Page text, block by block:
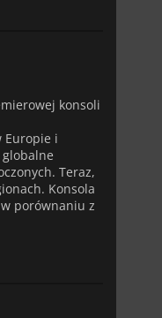
konsoli
Europie i
globalne
Teraz,
Konsola
porównaniu z